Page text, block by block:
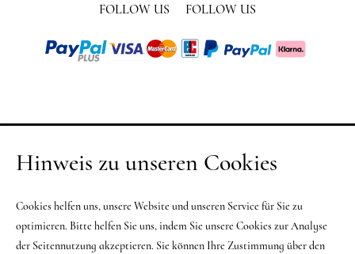
FOLLOW US FOLLOW US
Hinweis zu unseren Cookies
Cookies helfen uns, unsere Website und unseren Service für Sie zu
optimieren. Bitte helfen Sie uns, indem Sie unsere Cookies zur Analyse
der Seitennutzung akzeptieren. Sie können Ihre Zustimmung über den